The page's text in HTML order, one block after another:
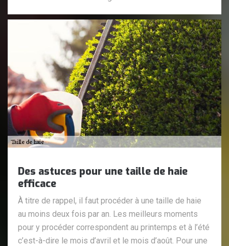
Des astuces pour une taille de haie
efficace
À titre de rappel, il faut procéder à une taille de haie
au moins deux fois par an. Les meilleurs moments
pour y procéder correspondent au printemps et à l’été
c’est-à-dire le mois d’avril et le mois d’août. Pour une